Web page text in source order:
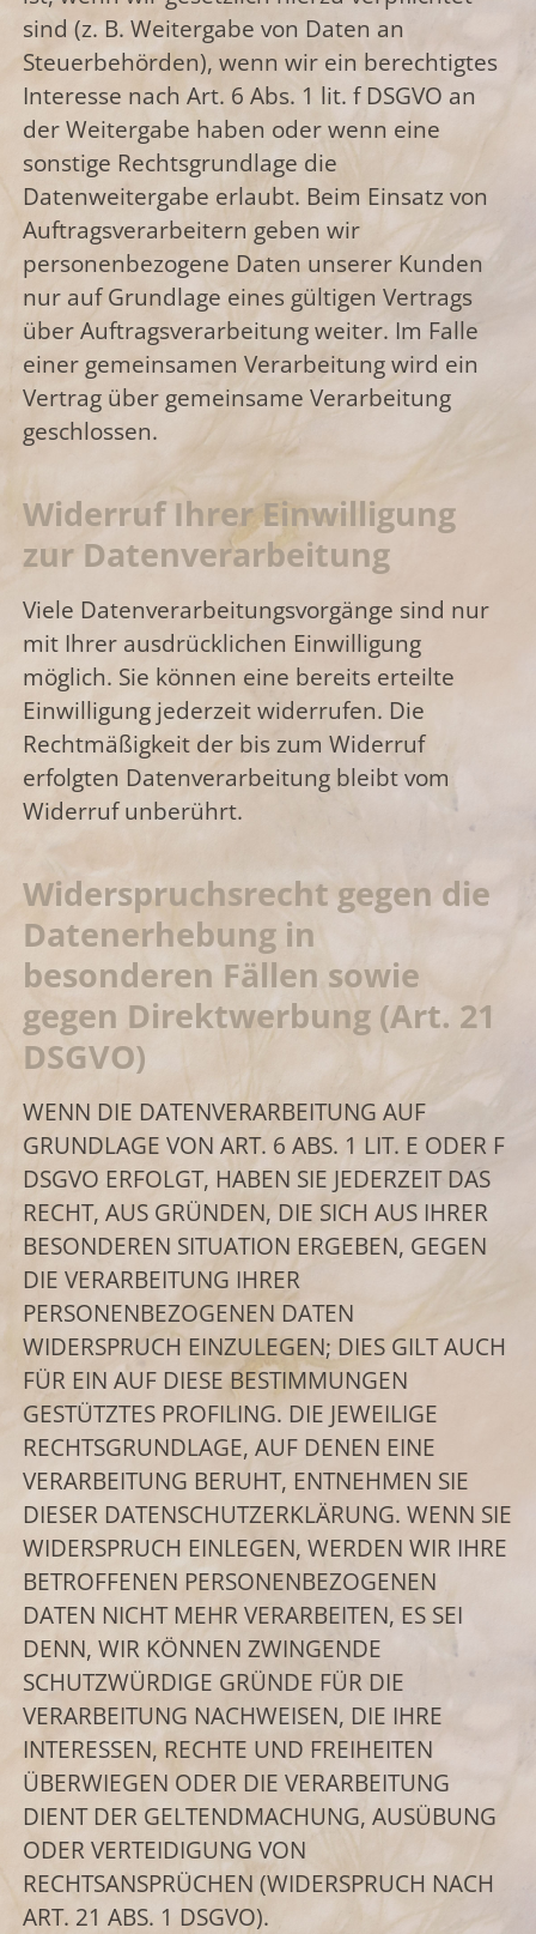
sind (z. B. Weitergabe von Daten an
Steuerbehörden), wenn wir ein berechtigtes
Interesse nach Art. 6 Abs. 1 lit. f DSGVO an
der Weitergabe haben oder wenn eine
sonstige Rechtsgrundlage die
Datenweitergabe erlaubt. Beim Einsatz von
Auftragsverarbeitern geben wir
personenbezogene Daten unserer Kunden
nur auf Grundlage eines gültigen Vertrags
über Auftragsverarbeitung weiter. Im Falle
einer gemeinsamen Verarbeitung wird ein
Vertrag über gemeinsame Verarbeitung
geschlossen.
Widerruf Ihrer Einwilligung
zur Datenverarbeitung
Viele Datenverarbeitungsvorgänge sind nur
mit Ihrer ausdrücklichen Einwilligung
möglich. Sie können eine bereits erteilte
Einwilligung jederzeit widerrufen. Die
Rechtmäßigkeit der bis zum Widerruf
erfolgten Datenverarbeitung bleibt vom
Widerruf unberührt.
Widerspruchsrecht gegen die
Datenerhebung in
besonderen Fällen sowie
gegen Direktwerbung (Art. 21
DSGVO)
WENN DIE DATENVERARBEITUNG AUF
GRUNDLAGE VON ART. 6 ABS. 1 LIT. E ODER F
DSGVO ERFOLGT, HABEN SIE JEDERZEIT DAS
RECHT, AUS GRÜNDEN, DIE SICH AUS IHRER
BESONDEREN SITUATION ERGEBEN, GEGEN
DIE VERARBEITUNG IHRER
PERSONENBEZOGENEN DATEN
WIDERSPRUCH EINZULEGEN; DIES GILT AUCH
FÜR EIN AUF DIESE BESTIMMUNGEN
GESTÜTZTES PROFILING. DIE JEWEILIGE
RECHTSGRUNDLAGE, AUF DENEN EINE
VERARBEITUNG BERUHT, ENTNEHMEN SIE
DIESER DATENSCHUTZERKLÄRUNG. WENN SIE
WIDERSPRUCH EINLEGEN, WERDEN WIR IHRE
BETROFFENEN PERSONENBEZOGENEN
DATEN NICHT MEHR VERARBEITEN, ES SEI
DENN, WIR KÖNNEN ZWINGENDE
SCHUTZWÜRDIGE GRÜNDE FÜR DIE
VERARBEITUNG NACHWEISEN, DIE IHRE
INTERESSEN, RECHTE UND FREIHEITEN
ÜBERWIEGEN ODER DIE VERARBEITUNG
DIENT DER GELTENDMACHUNG, AUSÜBUNG
ODER VERTEIDIGUNG VON
RECHTSANSPRÜCHEN (WIDERSPRUCH NACH
ART. 21 ABS. 1 DSGVO).